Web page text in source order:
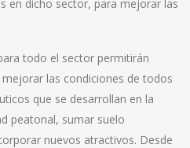
en dicho sector, para mejorar las
todo el sector permitirán
las condiciones de todos
que se desarrollan en la
peatonal, sumar suelo
nuevos atractivos. Desde